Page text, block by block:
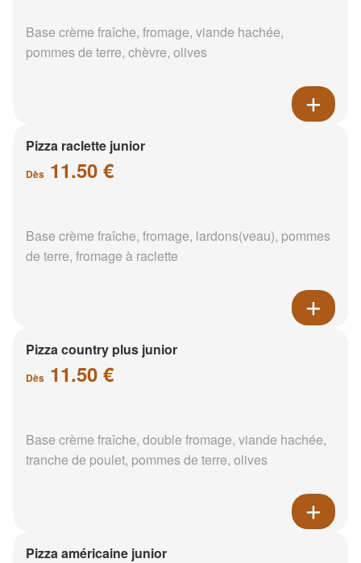
Base crème fraîche, fromage, viande hachée,
pommes de terre, chèvre, olives
Pizza raclette junior
Dès 11.50 €
Base crème fraîche, fromage, lardons(veau), pommes
de terre, fromage à raclette
Pizza country plus junior
Dès 11.50 €
Base crème fraîche, double fromage, viande hachée,
tranche de poulet, pommes de terre, olives
Pizza américaine junior